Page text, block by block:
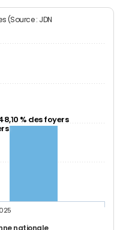
(Source : JDN
% des foyers